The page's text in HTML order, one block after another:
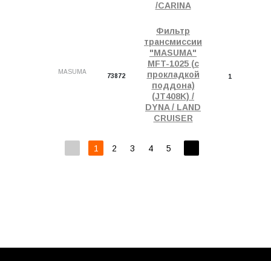
/CARINA
MASUMA
73872
Фильтр
трансмиссии
"MASUMA"
MFT-1025 (с
прокладкой
поддона)
(JT408K) /
DYNA / LAND
CRUISER
1
1 2 3 4 5